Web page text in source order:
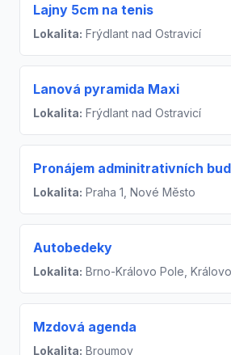
Lajny 5cm na tenis
Lokalita: Frýdlant nad Ostravicí
Lanová pyramida Maxi
Lokalita: Frýdlant nad Ostravicí
Pronájem adminitrativních
Lokalita: Praha 1, Nové Město
Autobedeky
Lokalita: Brno-Královo Pole,
Mzdová agenda
Lokalita: Broumov